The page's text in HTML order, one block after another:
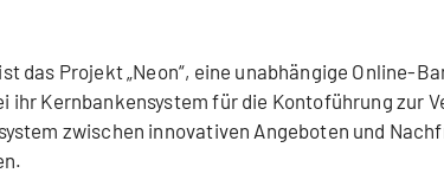
das Projekt „Neon“, eine unabhängige Online-
ihr Kernbankensystem für die Kontoführung zur
zwischen innovativen Angeboten und